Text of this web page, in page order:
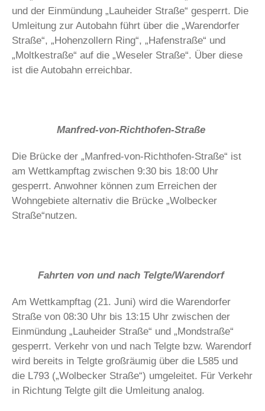
und der Einmündung „Lauheider Straße“ gesperrt. Die
Umleitung zur Autobahn führt über die „Warendorfer
Straße“, „Hohenzollern Ring“, „Hafenstraße“ und
„Moltkestraße“ auf die „Weseler Straße“. Über diese
ist die Autobahn erreichbar.
Manfred-von-Richthofen-Straße
Die Brücke der „Manfred-von-Richthofen-Straße“ ist
am Wettkampftag zwischen 9:30 bis 18:00 Uhr
gesperrt. Anwohner können zum Erreichen der
Wohngebiete alternativ die Brücke „Wolbecker
Straße“nutzen.
Fahrten von und nach Telgte/Warendorf
Am Wettkampftag (21. Juni) wird die Warendorfer
Straße von 08:30 Uhr bis 13:15 Uhr zwischen der
Einmündung „Lauheider Straße“ und „Mondstraße“
gesperrt. Verkehr von und nach Telgte bzw. Warendorf
wird bereits in Telgte großräumig über die L585 und
die L793 („Wolbecker Straße“) umgeleitet. Für Verkehr
in Richtung Telgte gilt die Umleitung analog.